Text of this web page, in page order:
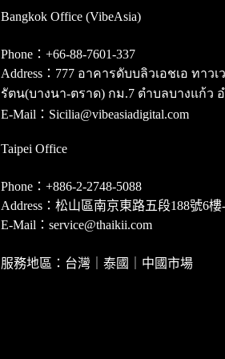
Bangkok Office (VibeAsia)
Phone：+66-88-7601-337
Address：777 อาคารดับบลิวเอชเอ ทา
รัตน(บางนา-ตราด) กม.7 ตำบลบางแก้ว
E-Mail：Sicilia@vibeasiadigital.com
Taipei Office
Phone：+886-2-2748-5088
Address：松山區南京東路五段188號6樓
E-Mail：service@thaikii.com
服務地區：台灣｜泰國｜中國市場